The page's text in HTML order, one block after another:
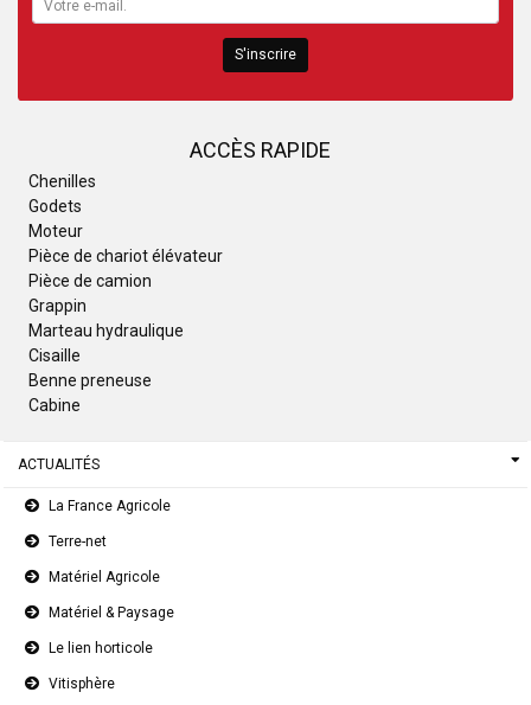
ACCÈS RAPIDE
Chenilles
Godets
Moteur
Pièce de chariot élévateur
Pièce de camion
Grappin
Marteau hydraulique
Cisaille
Benne preneuse
Cabine
S'inscrire
ACTUALITÉS
La France Agricole
Terre-net
Matériel Agricole
Matériel & Paysage
Le lien horticole
Vitisphère